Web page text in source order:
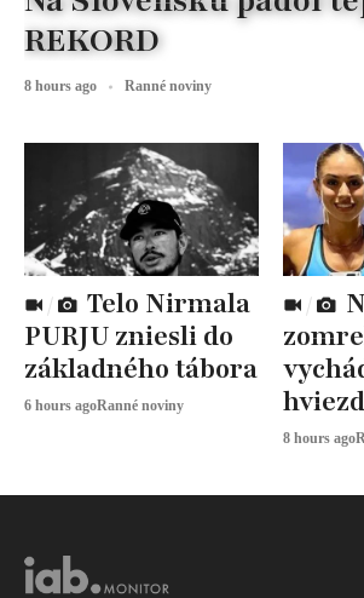
PURJU zniesli do
základného tábora
6 hours agoRanné noviny
8 hours ago
REKORD
8 hours ago Ranné noviny